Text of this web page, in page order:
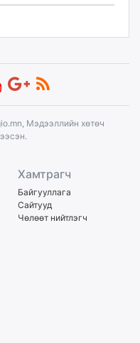
Мэдээллийн хөтөч
Хамтрагч
Байгууллага
Сайтууд
Чөлөөт нийтлэгч